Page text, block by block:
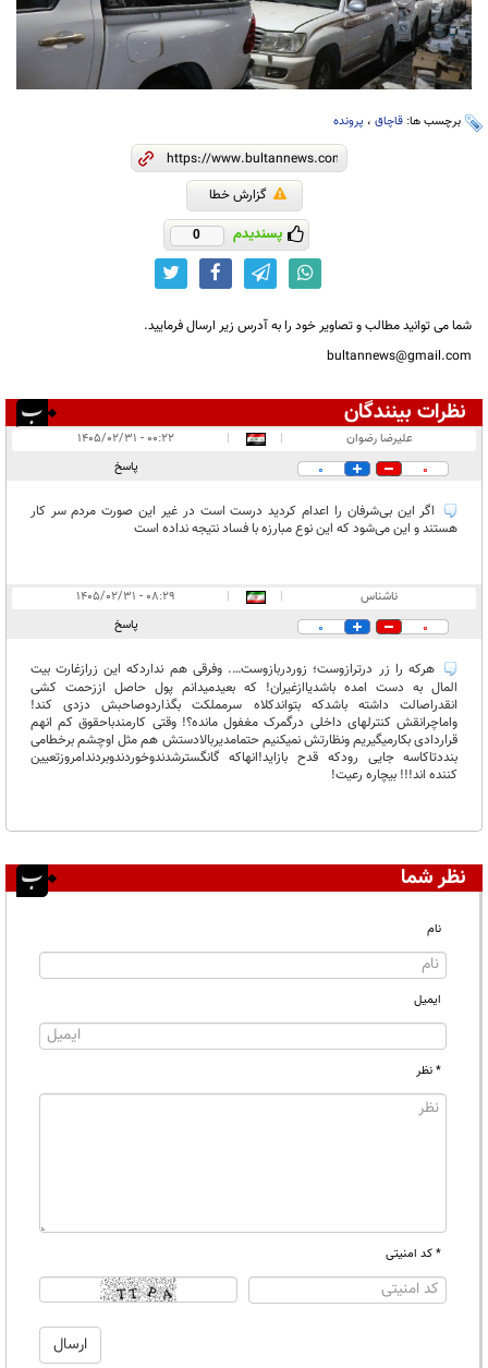
برچسب ها: قاچاق ، پرونده
گزارش خطا
پسندیدم 0
شما می توانید مطالب و تصاویر خود را به آدرس زیر ارسال فرمایید.
bultannews@gmail.com
نظرات بینندگان
۲
در انتظار بررسی:
علیرضا رضوان |
|
۰۰:۲۲ - ۱۴۰۵/۰۲/۳۱
0
0 پاسخ
اگر این بی‌شرفان را اعدام کردید درست است در غیر این صورت مردم سر کار
هستند و این می‌شود که این نوع مبارزه با فساد نتیجه نداده است
ناشناس |
|
۰۸:۲۹ - ۱۴۰۵/۰۲/۳۱
0
0 پاسخ
هرکه را زر درترازوست؛ زوردربازوست…. وفرقی هم نداردکه این زرازغارت بیت
المال به دست امده باشدیاازغیران! که بعیدمیدانم پول حاصل اززحمت کشی
انقدراصالت داشته باشدکه بتواندکلاه سرمملکت بگذاردوصاحبش دزدی کند!
واماچرانقش کنترلهای داخلی درگمرک مغفول مانده؟! وقتی کارمندباحقوق کم انهم
قراردادی بکارمیگیریم ونظارتش نمیکنیم حتمامدیربالادستش هم مثل اوچشم برخطامی
بنددتاکاسه جایی رودکه قدح بازاید!انهاکه گانگسترشدندوخوردندوبردندامروزتعیین
کننده اند!!! بیچاره رعیت!
نظر شما
نام
ایمیل
* نظر
* کد امنیتی